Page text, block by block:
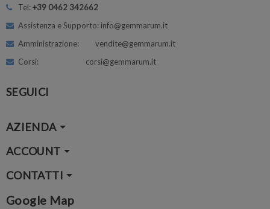
Tel:+39 0462 342662
Assistenza e Supporto: info@gemmarum.it
Amministrazione: vendite@gemmarum.it
Corsi: corsi@gemmarum.it
SEGUICI
AZIENDA
ACCOUNT
CONTATTI
Google Map